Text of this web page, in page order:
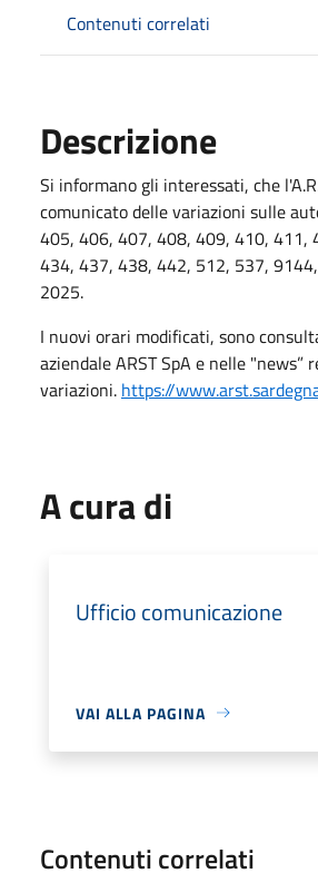
Contenuti correlati
Descrizione
Si informano gli interessati, che
comunicato delle variazioni sulle
405, 406, 407, 408, 409, 410, 411,
434, 437, 438, 442, 512, 537,
2025.
I nuovi orari modificati, sono
aziendale ARST SpA e nelle "news”
variazioni. https://
A cura di
Ufficio comunicazione
VAI ALLA PAGINA
Contenuti correlati